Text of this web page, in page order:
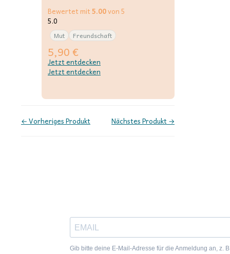
Bewertet mit5.00von 5
5.0
Mut Freundschaft
5,90€
Jetzt entdecken
Jetzt entdecken
← Vorheriges Produkt Nächstes Produkt →